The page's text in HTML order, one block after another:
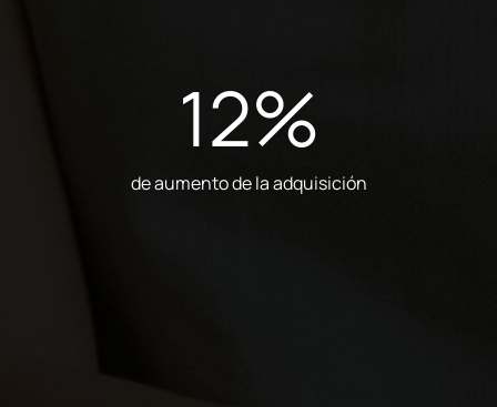
12%
de aumento de la adquisición